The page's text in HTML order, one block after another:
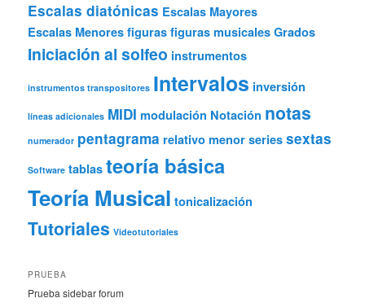
Escalas diatónicas Escalas Mayores
Escalas Menores figuras figuras musicales Grados
Iniciación al solfeo instrumentos
instrumentos transpositores Intervalos inversión
líneas adicionales MIDI modulación Notación notas
numerador pentagrama relativo menor series sextas
Software tablas teoría básica
Teoría Musical tonicalización
Tutoriales Videotutoriales
PRUEBA
Prueba sidebar forum